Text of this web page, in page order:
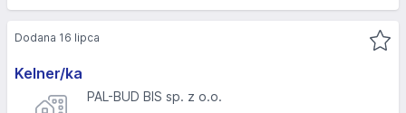
Kelner/ka
PAL-BUD BIS sp. z o.o.
Dodana 16 lipca